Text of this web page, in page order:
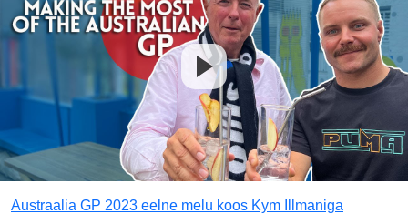
Austraalia GP 2023 eelne melu koos Kym Illmaniga